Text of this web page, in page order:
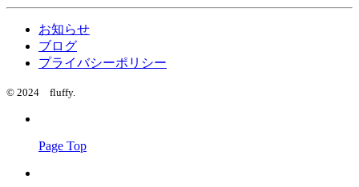
お知らせ
ブログ
プライバシーポリシー
© 2024 fluffy.
Page Top